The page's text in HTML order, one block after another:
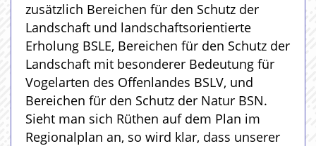
zusätzlich Bereichen für den Schutz der
Landschaft und landschaftsorientierte
Erholung BSLE, Bereichen für den Schutz der
Landschaft mit besonderer Bedeutung für
Vogelarten des Offenlandes BSLV, und
Bereichen für den Schutz der Natur BSN.
Sieht man sich Rüthen auf dem Plan im
Regionalplan an, so wird klar, dass unserer